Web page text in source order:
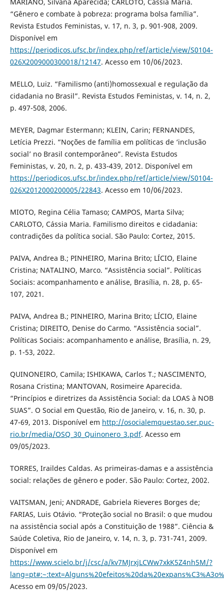
“Gênero e combate à pobreza: programa bolsa família”.
Revista Estudos Feministas, v. 17, n. 3, p. 901-908, 2009.
Disponível em
https://periodicos.ufsc.br/index.php/ref/article/view/S0104-
026X2009000300018/12147. Acesso em 10/06/2023.
MELLO, Luiz. “Familismo (anti)homossexual e regulação da
cidadania no Brasil”. Revista Estudos Feministas, v. 14, n. 2,
p. 497-508, 2006.
MEYER, Dagmar Estermann; KLEIN, Carin; FERNANDES,
Letícia Prezzi. “Noções de família em políticas de ‘inclusão
social’ no Brasil contemporâneo”. Revista Estudos
Feministas, v. 20, n. 2, p. 433-439, 2012. Disponível em
https://periodicos.ufsc.br/index.php/ref/article/view/S0104-
026X2012000200005/22843. Acesso em 10/06/2023.
MIOTO, Regina Célia Tamaso; CAMPOS, Marta Silva;
CARLOTO, Cássia Maria. Familismo direitos e cidadania:
contradições da política social. São Paulo: Cortez, 2015.
PAIVA, Andrea B.; PINHEIRO, Marina Brito; LÍCIO, Elaine
Cristina; NATALINO, Marco. “Assistência social”. Políticas
Sociais: acompanhamento e análise, Brasília, n. 28, p. 65-
107, 2021.
PAIVA, Andrea B.; PINHEIRO, Marina Brito; LÍCIO, Elaine
Cristina; DIREITO, Denise do Carmo. “Assistência social”.
Políticas Sociais: acompanhamento e análise, Brasília, n. 29,
p. 1-53, 2022.
QUINONEIRO, Camila; ISHIKAWA, Carlos T.; NASCIMENTO,
Rosana Cristina; MANTOVAN, Rosimeire Aparecida.
“Princípios e diretrizes da Assistência Social: da LOAS à NOB
SUAS”. O Social em Questão, Rio de Janeiro, v. 16, n. 30, p.
47-69, 2013. Disponível em http://osocialemquestao.ser.puc-
rio.br/media/OSQ_30_Quinonero_3.pdf. Acesso em
09/05/2023.
TORRES, Iraildes Caldas. As primeiras-damas e a assistência
social: relações de gênero e poder. São Paulo: Cortez, 2002.
VAITSMAN, Jeni; ANDRADE, Gabriela Rieveres Borges de;
FARIAS, Luis Otávio. “Proteção social no Brasil: o que mudou
na assistência social após a Constituição de 1988”. Ciência &
Saúde Coletiva, Rio de Janeiro, v. 14, n. 3, p. 731-741, 2009.
Disponível em
https://www.scielo.br/j/csc/a/kv7MJrxjLCWw7xkK5Z4nh5M/?
Acesso em 09/05/2023.